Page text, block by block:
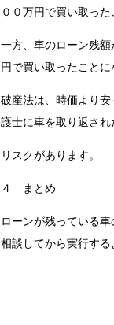
００万円で買い取っ
一方、車のローン残
円で買い取ったことに
破産法は、時価より
護士に車を取り返さ
リスクがあります。
４ まとめ
ローンが残っている
相談してから実行する